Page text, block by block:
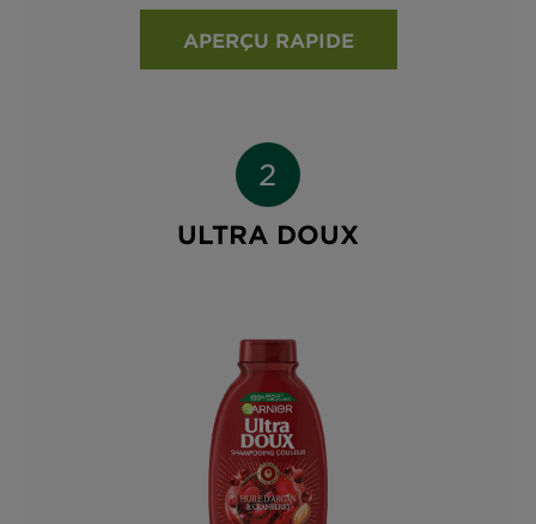
APERÇU RAPIDE
ULTRA DOUX